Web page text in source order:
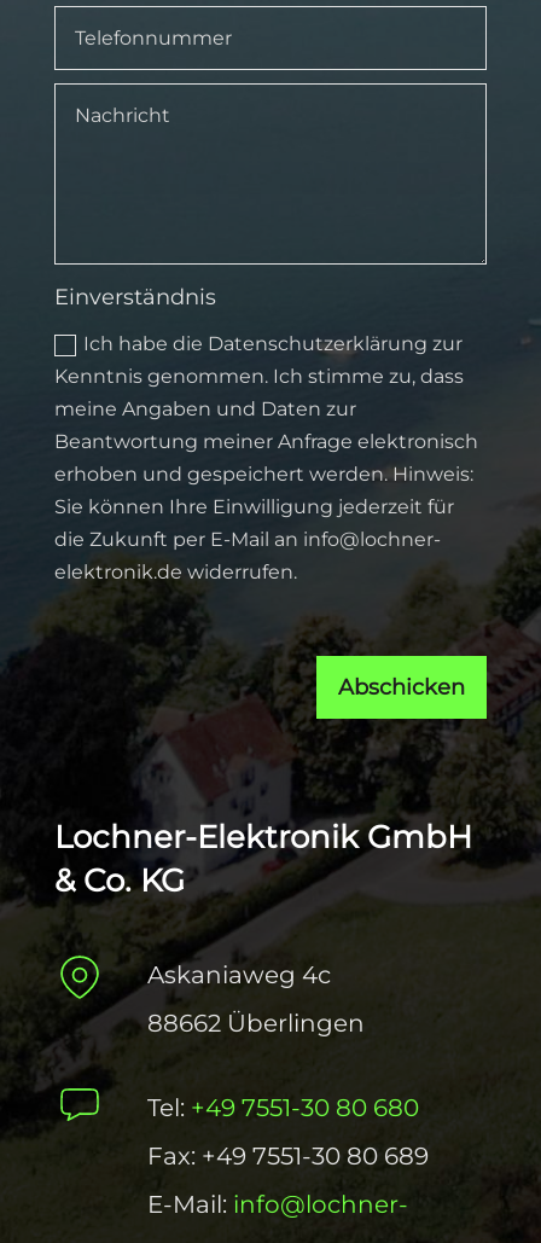
Einverständnis
Ich habe die Datenschutzerklärung zur
Kenntnis genommen. Ich stimme zu, dass
meine Angaben und Daten zur
Beantwortung meiner Anfrage elektronisch
erhoben und gespeichert werden. Hinweis:
Sie können Ihre Einwilligung jederzeit für
die Zukunft per E-Mail an info@lochner-
elektronik.de widerrufen.
Abschicken
Lochner-Elektronik GmbH
& Co. KG
Askaniaweg 4c
88662 Überlingen
Tel: +49 7551-30 80 680
Fax: +49 7551-30 80 689
E-Mail: info@lochner-